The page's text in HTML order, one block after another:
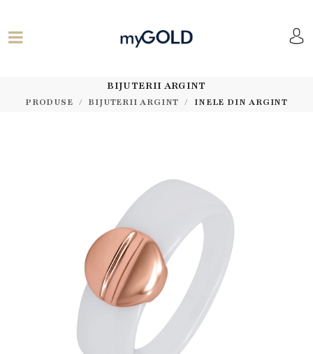
BIJUTERII ARGINT
PRODUSE BIJUTERII ARGINT INELE DIN ARGINT